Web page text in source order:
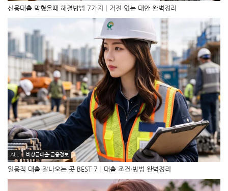
신용대출 막혔을때 해결방법 7가지│거절 없는 대안 완벽정리
ALL 비상금대출·금융정보
일용직 대출 잘나오는 곳 BEST 7│대출 조건·방법 완벽정리